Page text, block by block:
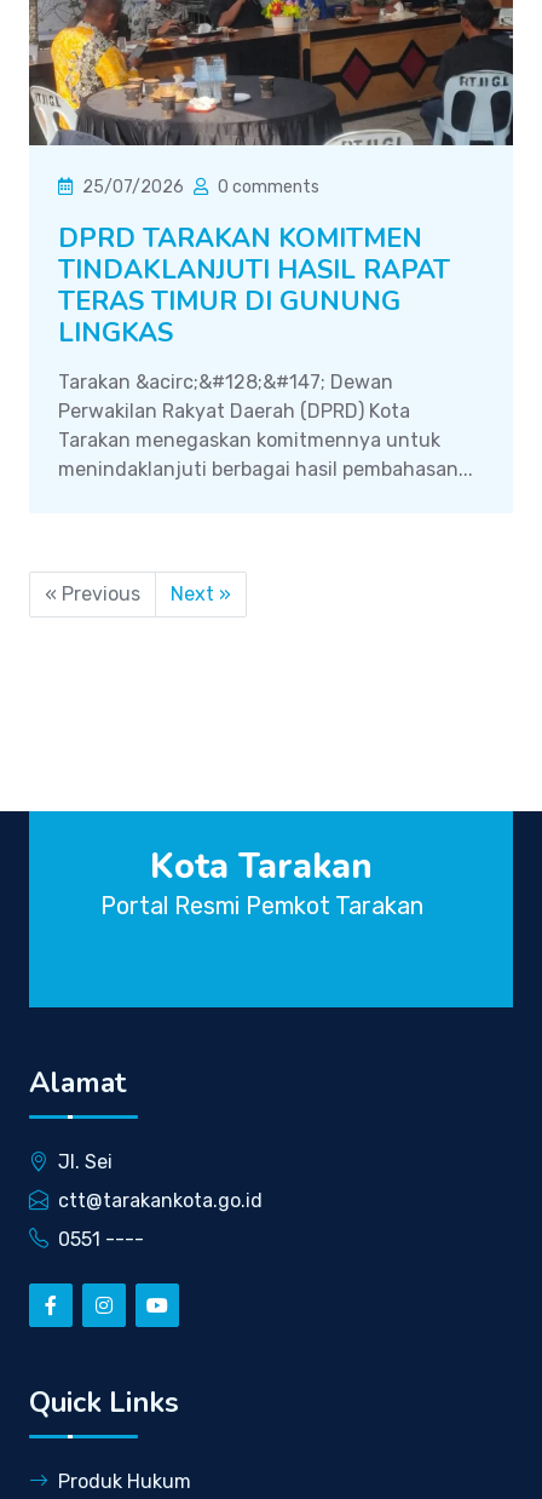
25/07/2026 0 comments
DPRD TARAKAN KOMITMEN
TINDAKLANJUTI HASIL RAPAT
TERAS TIMUR DI GUNUNG
LINGKAS
Tarakan &acirc;&#128;&#147; Dewan
Perwakilan Rakyat Daerah (DPRD) Kota
Tarakan menegaskan komitmennya untuk
menindaklanjuti berbagai hasil pembahasan...
« Previous Next »
Kota Tarakan
Portal Resmi Pemkot Tarakan
Alamat
Jl. Sei
ctt@tarakankota.go.id
0551 ----
Quick Links
Produk Hukum